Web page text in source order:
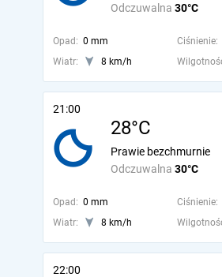
Odczuwalna 30°C
Opad: 0 mm Ciśnienie:
Wiatr:
8 km/h
21:00
28°C
Odczuwalna 30°C
Prawie bezchmurnie
Opad: 0 mm Ciśnienie:
Wiatr:
8 km/h
22:00